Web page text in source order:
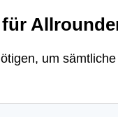
um